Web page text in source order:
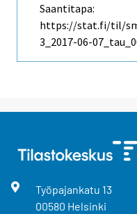
Saantitapa:
https://stat.fi/til/
3_2017-06-
Työpajankatu 13
00580 Helsinki